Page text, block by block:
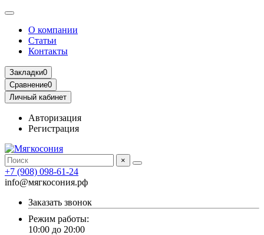
О компании
Статьи
Контакты
Закладки0
Сравнение0
Личный кабинет
Авторизация
Регистрация
×
+7 (908) 098-61-24
info@мягкосония.рф
Заказать звонок
Режим работы:
10:00 до 20:00